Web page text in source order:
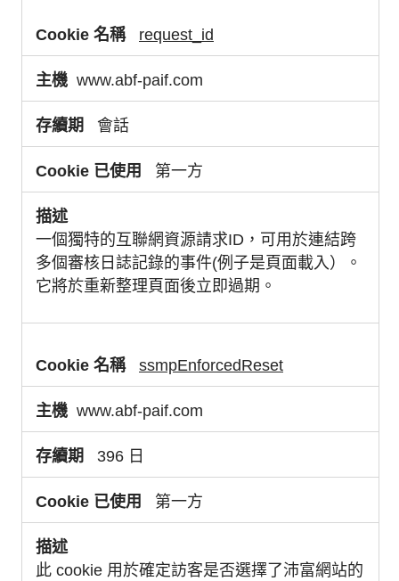
request_id
www.abf-paif.com
會話
第一方
一個獨特的互聯網資源請求ID，可用於連結跨
多個審核日誌記錄的事件(例子是頁面載入）。
它將於重新整理頁面後立即過期。
ssmpEnforcedReset
www.abf-paif.com
396 日
第一方
此 cookie 用於確定訪客是否選擇了沛富網站的